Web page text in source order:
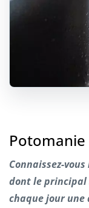
Connaissez-
dont le principal
chaque jour une